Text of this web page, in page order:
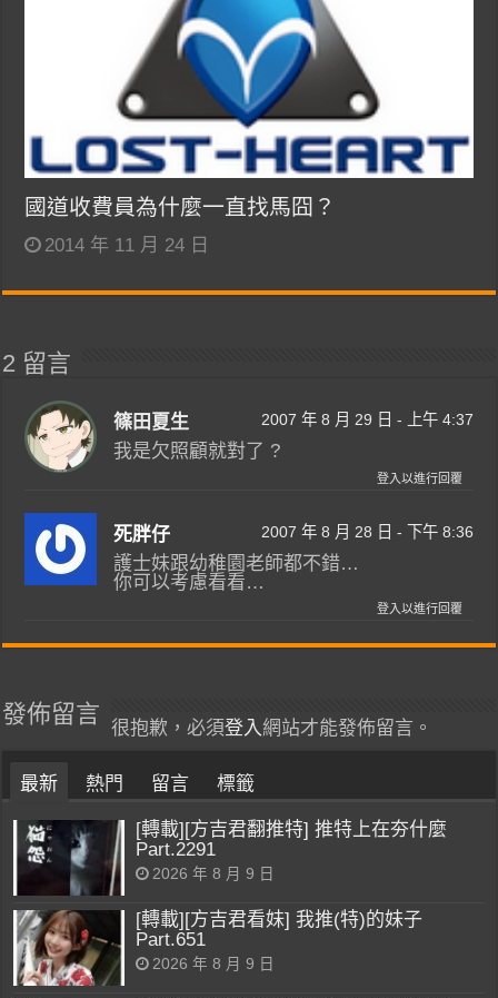
國道收費員為什麼一直找馬囧？
2014 年 11 月 24 日
2 留言
篠田夏生 2007 年 8 月 29 日 - 上午 4:37
我是欠照顧就對了 ?
登入以進行回覆
死胖仔 2007 年 8 月 28 日 - 下午 8:36
護士妹跟幼稚園老師都不錯…
你可以考慮看看…
登入以進行回覆
發佈留言
很抱歉，必須登入網站才能發佈留言。
最新 熱門 留言 標籤
[轉載][方吉君翻推特] 推特上在夯什麼
Part.2291
2026 年 8 月 9 日
[轉載][方吉君看妹] 我推(特)的妹子
Part.651
2026 年 8 月 9 日